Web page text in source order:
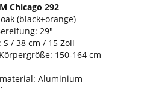
Chicago 292
(black+orange)
29"
S / 38 cm / 15 Zoll
150-164 cm
Aluminium